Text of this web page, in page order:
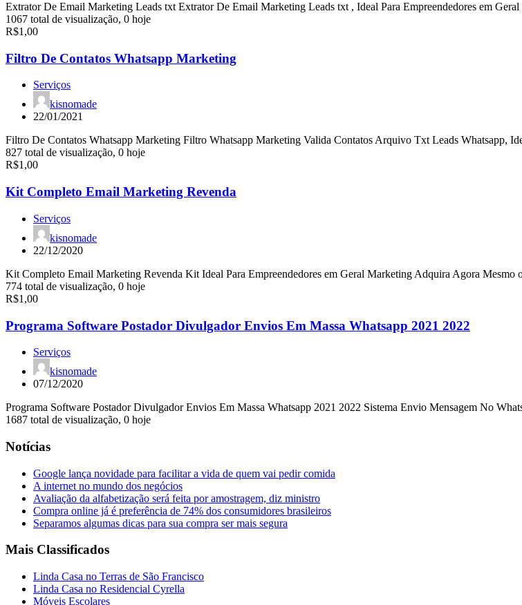
Extrator De Email Marketing Leads txt Extrator De Email Marketing Leads txt , Ideal Para Empreendedores em
1067 total de visualização, 0 hoje
R$1,00
Filtro De Contatos Whatsapp Marketing
Serviços
kisnomade
22/01/2021
Filtro De Contatos Whatsapp Marketing Filtro Whatsapp Marketing Valida Contatos Arquivo Txt Leads Whatsapp,
827 total de visualização, 0 hoje
R$1,00
Kit Completo Email Marketing Revenda
Serviços
kisnomade
22/12/2020
Kit Completo Email Marketing Revenda Kit Ideal Para Empreendedores em Geral Marketing Adquira Agora Mesmo
774 total de visualização, 0 hoje
R$1,00
Programa Software Postador Divulgador Envios Em Massa Whatsapp 2021 2022
Serviços
kisnomade
07/12/2020
Programa Software Postador Divulgador Envios Em Massa Whatsapp 2021 2022 Sistema Envio Mensagem No
1687 total de visualização, 0 hoje
Notícias
Google lança novidade para facilitar a vida de quem vai pedir comida
A internet no mundo dos negócios
Avaliação da alfabetização será feita por amostragem, diz ministro
Compra online já é preferência de 74% dos consumidores brasileiros
Separamos algumas dicas para sua compra ser mais segura
Mais Classificados
Linda Casa no Terras de São Francisco
Linda Casa no Residencial Cyrella
Móveis Escolares